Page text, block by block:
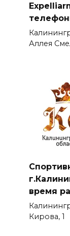
Аллея
время
Кирова, 1